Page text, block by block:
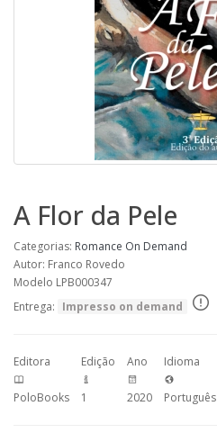
A Flor da Pele
Categorias: Romance On Demand
Autor: Franco Rovedo
Modelo LPB000347
Entrega: Impresso on demand
Editora
PoloBooks
Edição
1
Ano
2020
Idioma
Português